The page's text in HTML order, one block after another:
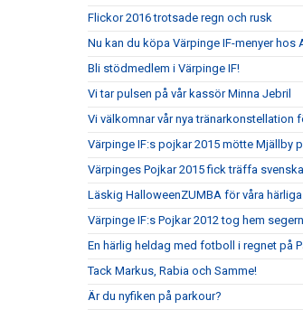
Flickor 2016 trotsade regn och rusk
Nu kan du köpa Värpinge IF-menyer hos
Bli stödmedlem i Värpinge IF!
Vi tar pulsen på vår kassör Minna Jebril
Vi välkomnar vår nya tränarkonstellation
Värpinge IF:s pojkar 2015 mötte Mjällby
Värpinges Pojkar 2015 fick träffa
Läskig HalloweenZUMBA för våra
Värpinge IF:s Pojkar 2012 tog hem
En härlig heldag med fotboll i regnet på
Tack Markus, Rabia och Samme!
Är du nyfiken på parkour?